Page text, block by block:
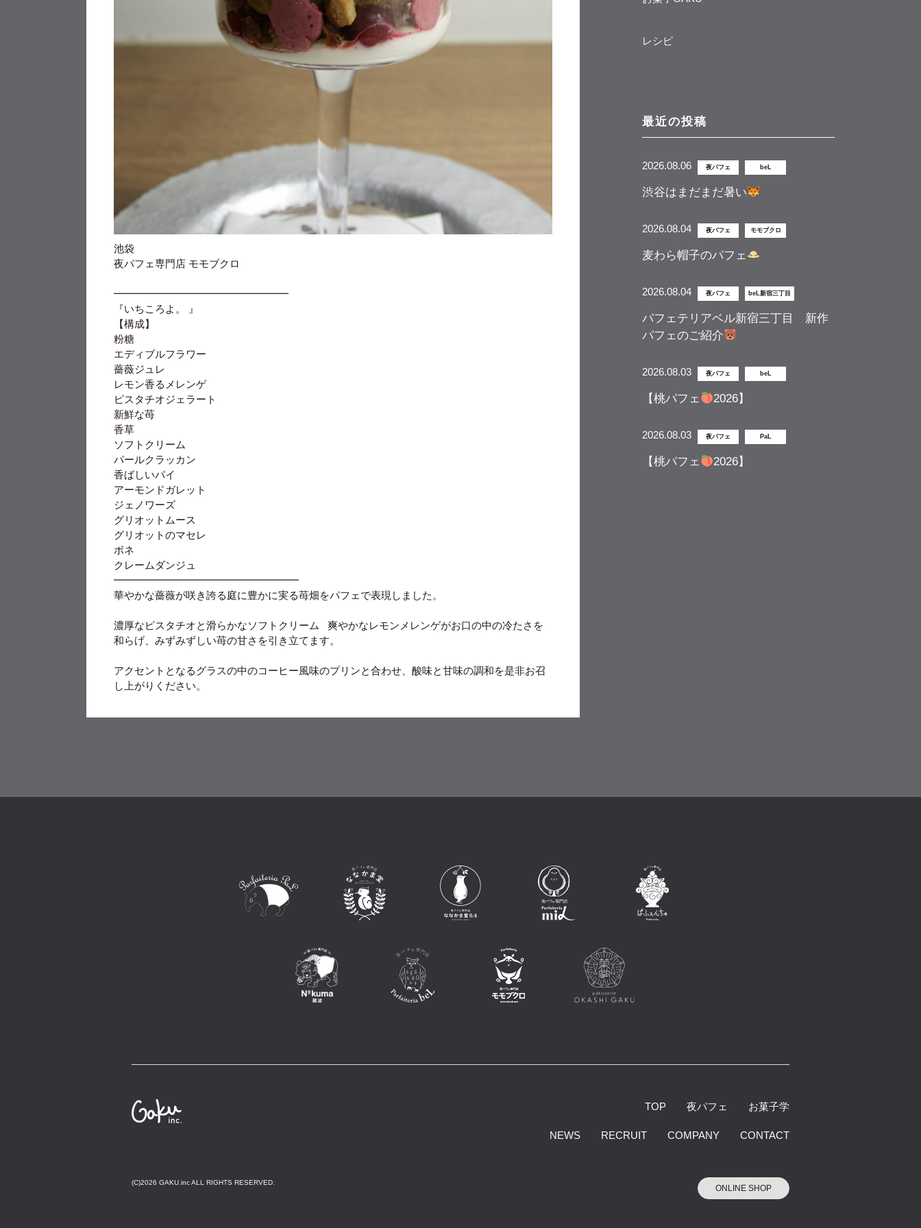
池袋
夜パフェ専門店 モモブクロ
━━━━━━━━━━━━━━━━━
『いちころよ。
』
【構成】
粉糖
エディブルフラワー
薔薇ジュレ
レモン香るメレンゲ
ピスタチオジェラート
新鮮な苺
香草
ソフトクリーム
パールクラッカン
香ばしいパイ
アーモンドガレット
ジェノワーズ
グリオットムース
グリオットのマセレ
ボネ
クレームダンジュ
━━━━━━━━━━━━━━━━━━
華やかな薔薇が咲き誇る庭に豊かに実る苺畑をパフェで表現しました。
濃厚なピスタチオと滑らかなソフトクリーム 爽やかなレモンメレンゲがお口の中の冷たさを
和らげ、みずみずしい苺の甘さを引き立てます。
アクセントとなるグラスの中のコーヒー風味のプリンと合わせ、酸味と甘味の調和を是非お召
し上がりください。
レシピ
最近の投稿
2026.08.06 夜パフェ beL
渋谷はまだまだ暑い
2026.08.04 夜パフェ モモブクロ
麦わら帽子のパフェ
2026.08.04 夜パフェ beL新宿三丁目
パフェテリアベル新宿三丁目 新作
パフェのご紹介
2026.08.03 夜パフェ beL
【桃パフェ 2026】
2026.08.03 夜パフェ PaL
【桃パフェ 2026】
TOP 夜パフェ お菓子学
NEWS RECRUIT COMPANY CONTACT
(C)2026 GAKU.inc ALL RIGHTS RESERVED.
ONLINE SHOP